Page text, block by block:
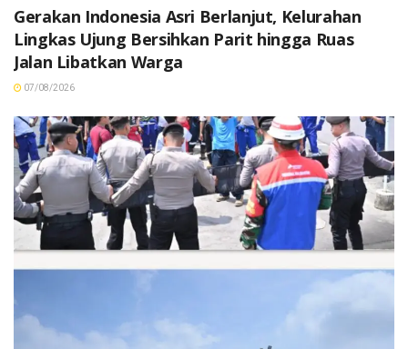
Gerakan Indonesia Asri Berlanjut, Kelurahan
Lingkas Ujung Bersihkan Parit hingga Ruas
Jalan Libatkan Warga
07/08/2026